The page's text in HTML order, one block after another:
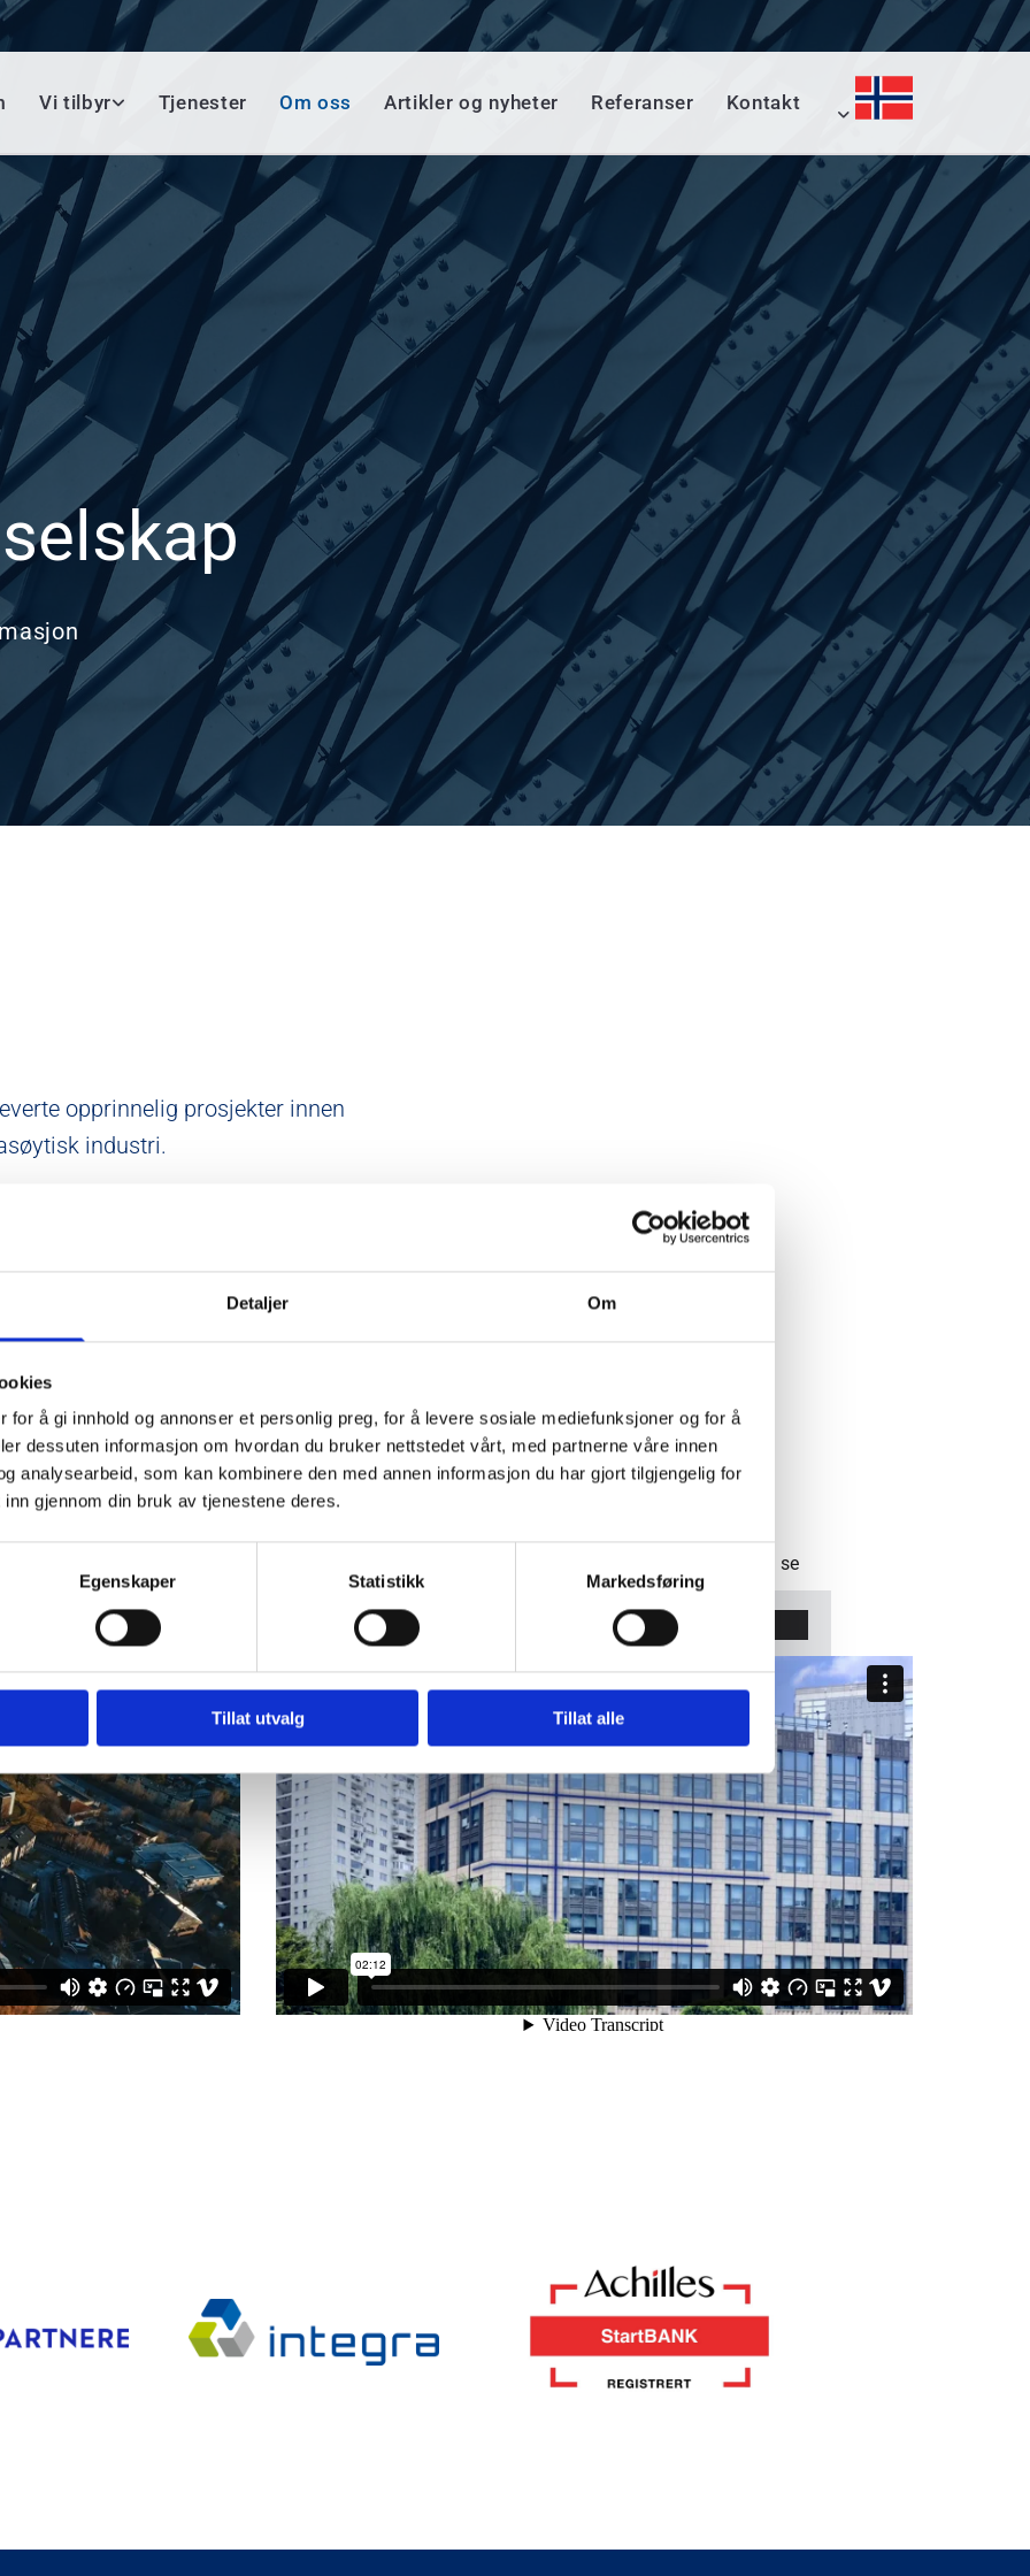
Detaljer Om
for å gi innhold og annonser et personlig preg, for å levere sosiale mediefunksjoner og for å
dessuten informasjon om hvordan du bruker nettstedet vårt, med partnerne våre innen
analysearbeid, som kan kombinere den med annen informasjon du har gjort tilgjengelig for
gjennom din bruk av tjenestene deres.
Egenskaper Statistikk Markedsføring
Tillat utvalg Tillat alle
Vi tilbyr Tjenester Om oss Artikler og nyheter Referanser Kontakt
opprinnelig prosjekter innen
industri.
for olje- og gassindustrien.
til deres lager. Dette ble starten på
og førte til store besparelser, da vi
dette ble byggautomasjon fokusområdet
bygg og anlegg med smart,
for å se
Vennligst godta markedsføringsinformasjonskapsler for å se
denne videoen.
Accept cookies